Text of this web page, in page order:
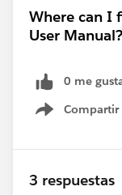
Where can I
User Manual?
0 me
Compartir
Show menu
3 respuestas